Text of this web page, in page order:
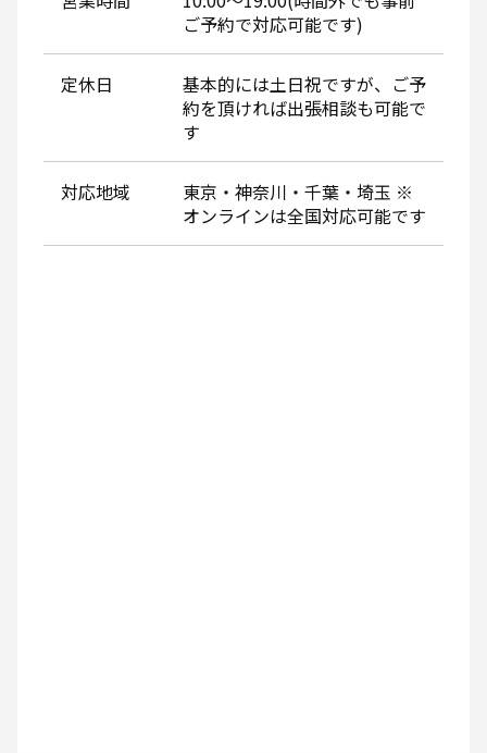
ご予約で対応可能です)
定休日
基本的には土日祝ですが、ご予
約を頂ければ出張相談も可能で
す
対応地域
東京・神奈川・千葉・埼玉 ※
オンラインは全国対応可能です